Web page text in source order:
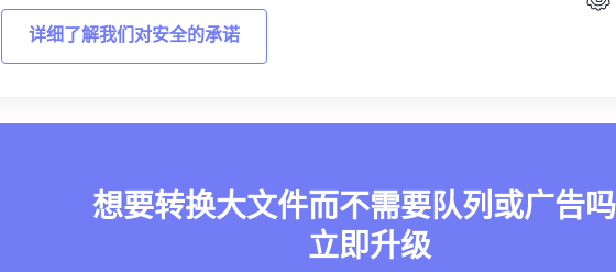
详细了解我们对安全的承诺
想要转换大文件而不需要队列或广告吗
立即升级